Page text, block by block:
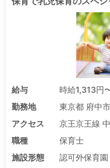
給与
時給1,313円
勤務地
東京都 府中
アクセス
京王京王線
職種
保育士
施設形態
認可外保育園